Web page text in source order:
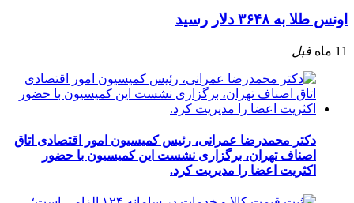
اونس طلا به ۳۶۴۸ دلار رسید
11 ماه قبل
دکتر محمدرضا عمرانی، رئیس کمیسیون امور اقتصادی اتاق
اصناف تهران، برگزاری نشست این کمیسیون با حضور
اکثریت اعضا را مدیریت کرد.